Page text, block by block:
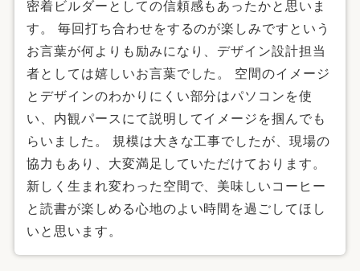
密着ビルダーとしての信頼感もあったかと思いま
す。 毎回打ち合わせをするのが楽しみですという
お言葉が何よりも励みになり、デザイン設計担当
者としては嬉しいお言葉でした。 空間のイメージ
とデザインのわかりにくい部分はパソコンを使
い、内観パースにて説明してイメージを掴んでも
らいました。 規模は大きな工事でしたが、現場の
協力もあり、大変満足していただけております。
新しく生まれ変わった空間で、美味しいコーヒー
と読書が楽しめる心地のよい時間を過ごしてほし
いと思います。